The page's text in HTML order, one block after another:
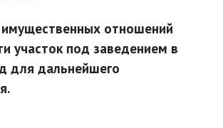
отношений
участок под заведением в
для дальнейшего